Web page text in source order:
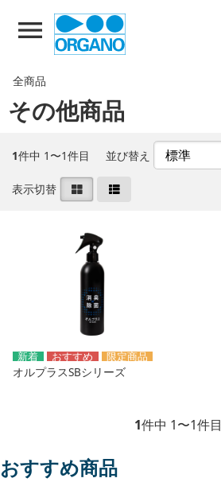
全商品
その他商品
1件中 1〜1件目 並び替え
表示切替
オルプラスSBシリーズ
1件中 1〜1件目
おすすめ商品